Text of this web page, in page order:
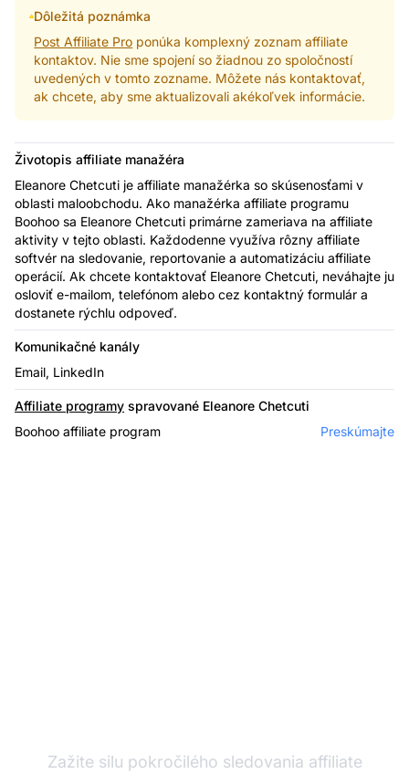
Dôležitá poznámka
Post Affiliate Pro ponúka komplexný zoznam affiliate
kontaktov. Nie sme spojení so žiadnou zo spoločností
uvedených v tomto zozname. Môžete nás kontaktovať,
ak chcete, aby sme aktualizovali akékoľvek informácie.
Životopis affiliate manažéra
Eleanore Chetcuti je affiliate manažérka so skúsenosťami v
oblasti maloobchodu. Ako manažérka affiliate programu
Boohoo sa Eleanore Chetcuti primárne zameriava na affiliate
aktivity v tejto oblasti. Každodenne využíva rôzny affiliate
softvér na sledovanie, reportovanie a automatizáciu affiliate
operácií. Ak chcete kontaktovať Eleanore Chetcuti, neváhajte ju
osloviť e-mailom, telefónom alebo cez kontaktný formulár a
dostanete rýchlu odpoveď.
Komunikačné kanály
Email, LinkedIn
Affiliate programy spravované Eleanore Chetcuti
Boohoo affiliate program
Preskúmajte
Zažite silu pokročilého sledovania affiliate